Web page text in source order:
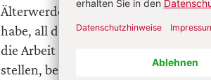
Älterwerden auseinanderzusetzen.
habe, all das zu tun, was mir wichtig
die Arbeit zu tun, die bisher mein
stellen, besteht darin, sich